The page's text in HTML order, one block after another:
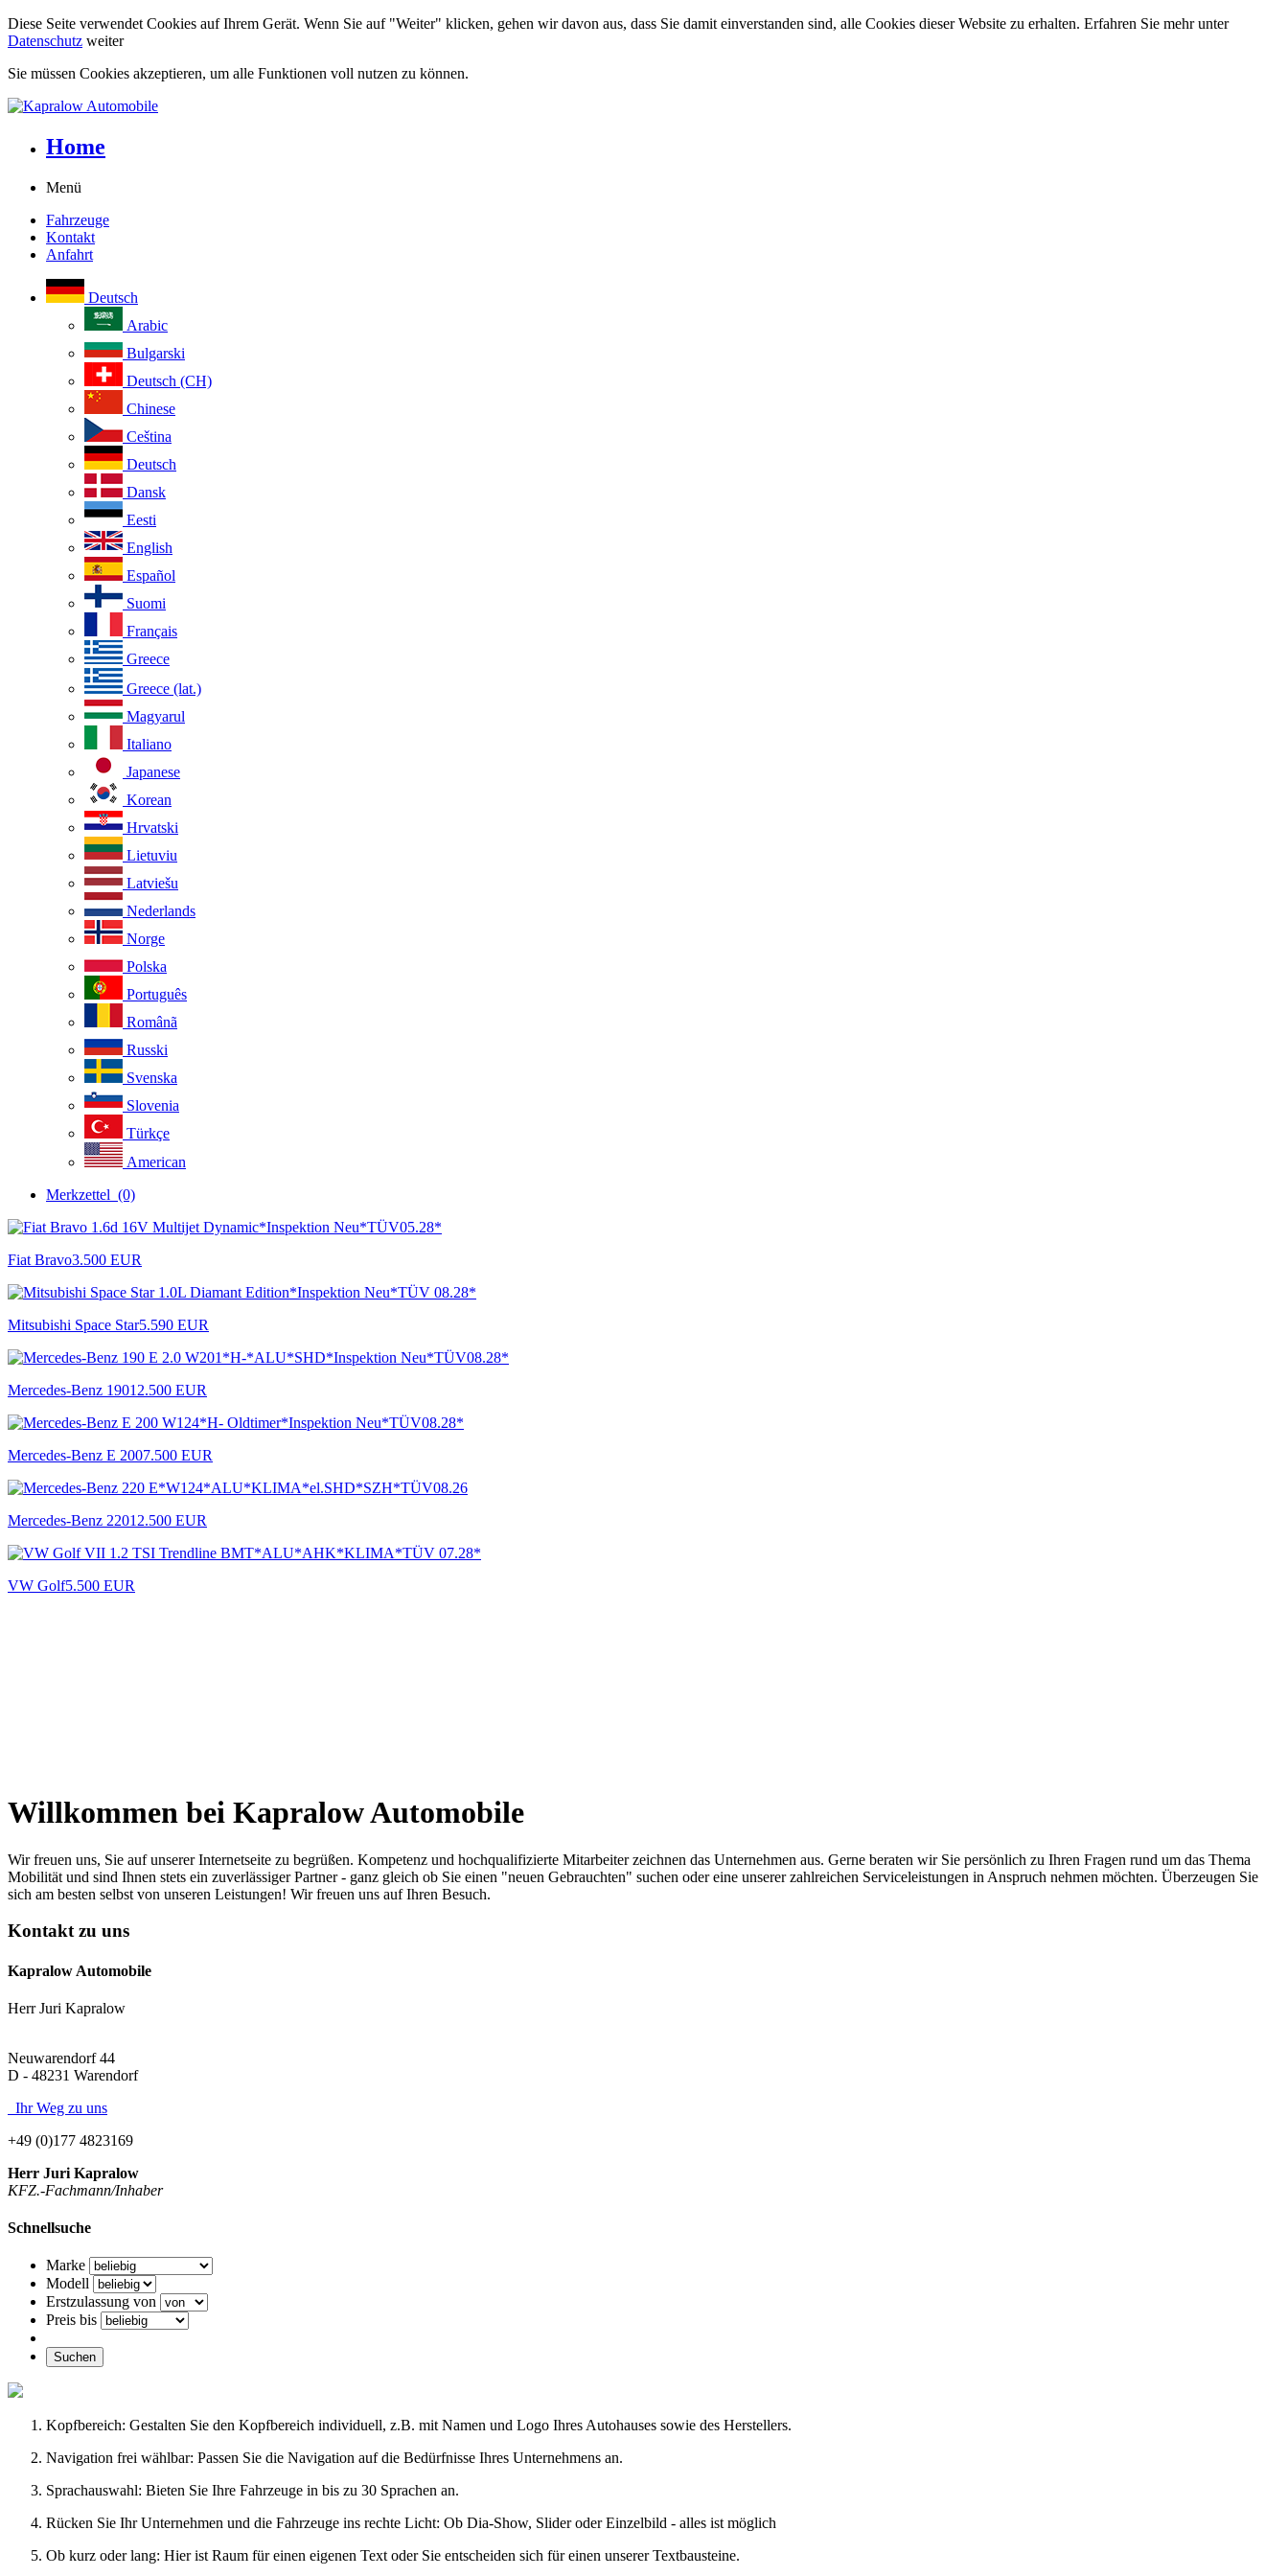
Diese Seite verwendet Cookies auf Ihrem Gerät. Wenn Sie auf "Weiter" klicken, gehen wir davon aus, dass Sie damit einverstanden sind, alle Cookies dieser Website zu erhalten. Erfahren Sie mehr unter
Datenschutz weiter
Sie müssen Cookies akzeptieren, um alle Funktionen voll nutzen zu können.
Home
Menü
Fahrzeuge
Kontakt
Anfahrt
Deutsch
Arabic
Bulgarski
Deutsch (CH)
Chinese
Ceština
Deutsch
Dansk
Eesti
English
Español
Suomi
Français
Greece
Greece (lat.)
Magyarul
Italiano
Japanese
Korean
Hrvatski
Lietuviu
Latviešu
Nederlands
Norge
Polska
Português
Românã
Russki
Svenska
Slovenia
Türkçe
American
Merkzettel (0)
Fiat Bravo3.500 EUR
Mitsubishi Space Star5.590 EUR
Mercedes-Benz 19012.500 EUR
Mercedes-Benz E 2007.500 EUR
Mercedes-Benz 22012.500 EUR
VW Golf5.500 EUR
Cadillac Brougham 6.8L V8*TÜV 35.000 EUR
Opel Combo3.500 EUR
VW LT6.500 EUR
VW Golf Cabriolet1.799 EUR
BMW X512.500 EUR
Willkommen bei Kapralow Automobile
Wir freuen uns, Sie auf unserer Internetseite zu begrüßen. Kompetenz und hochqualifizierte Mitarbeiter zeichnen das Unternehmen aus. Gerne beraten wir Sie persönlich zu Ihren Fragen rund um das Thema
Mobilität und sind Ihnen stets ein zuverlässiger Partner - ganz gleich ob Sie einen "neuen Gebrauchten" suchen oder eine unserer zahlreichen Serviceleistungen in Anspruch nehmen möchten. Überzeugen Sie
sich am besten selbst von unseren Leistungen! Wir freuen uns auf Ihren Besuch.
Kontakt zu uns
Kapralow Automobile
Herr Juri Kapralow
Neuwarendorf 44
D - 48231 Warendorf
Ihr Weg zu uns
+49 (0)177 4823169
Herr Juri Kapralow
KFZ.-Fachmann/Inhaber
Schnellsuche
Marke
Modell
Erstzulassung von
Preis bis
Suchen
Kopfbereich: Gestalten Sie den Kopfbereich individuell, z.B. mit Namen und Logo Ihres Autohauses sowie des Herstellers.
Navigation frei wählbar: Passen Sie die Navigation auf die Bedürfnisse Ihres Unternehmens an.
Sprachauswahl: Bieten Sie Ihre Fahrzeuge in bis zu 30 Sprachen an.
Rücken Sie Ihr Unternehmen und die Fahrzeuge ins rechte Licht: Ob Dia-Show, Slider oder Einzelbild - alles ist möglich
Ob kurz oder lang: Hier ist Raum für einen eigenen Text oder Sie entscheiden sich für einen unserer Textbausteine.